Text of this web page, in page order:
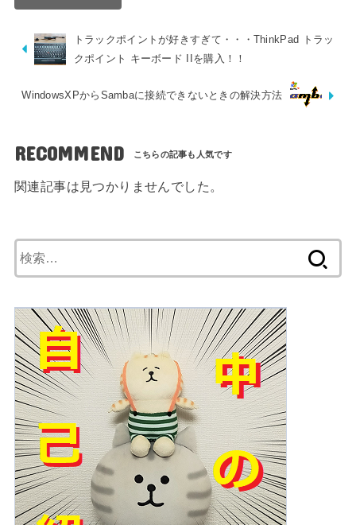
トラックポイントが好きすぎて・・・ThinkPad トラッ
クポイント キーボード IIを購入！！
WindowsXPからSambaに接続できないときの解決方法
RECOMMEND
関連記事は見つかりませんでした。
索: